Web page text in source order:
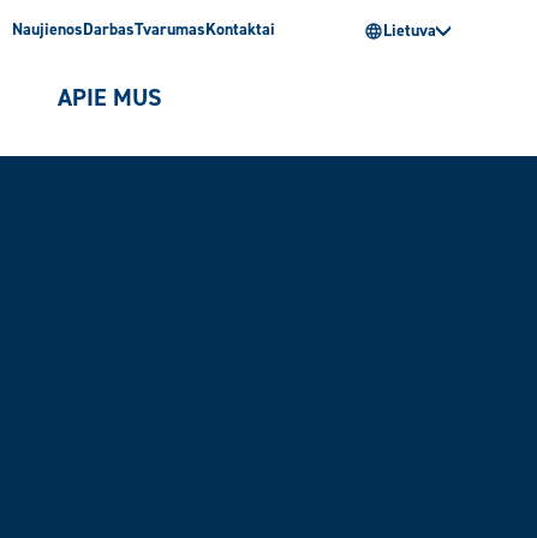
NaujienosDarbasTvarumasKontaktai Lietuva
APIE MUS